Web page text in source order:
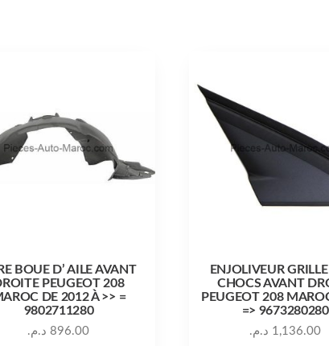
BOUE D’ AILE AVANT
PEUGEOT 208
DE 2012 À >> =
9802711280
896.00 د.م.
ENJOLIVEUR
CHOCS AVANT
PEUGEOT 208
=> 9673280280
1,136.00 د.م.